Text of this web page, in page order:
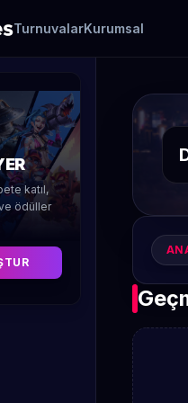
TurnuvalarKurumsal
katıl,
ödüller